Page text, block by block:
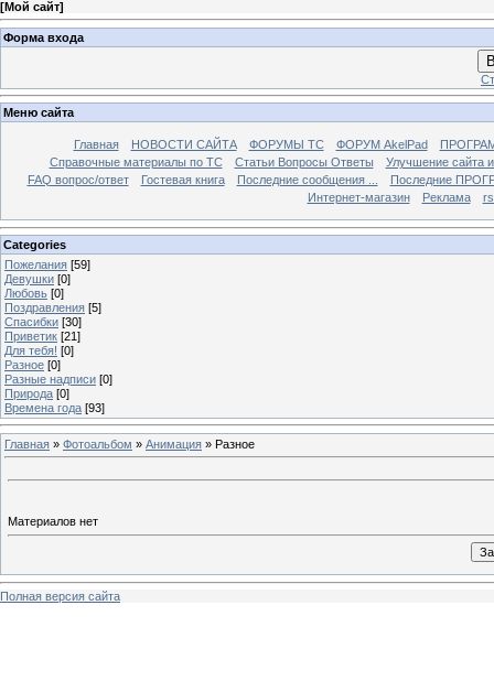
[Мой сайт]
Форма входа
Меню сайта
Главная НОВОСТИ САЙТА ФОРУМЫ TC ФОРУМ AkelPad
Справочные материалы по TС
Статьи Вопросы Ответы
Улучшение сайта
FAQ вопрос/ответ
Гостевая книга Последние сообщения ...
Последние
Интернет-магазин
Реклама
Categories
Пожелания [59]
Девушки [0]
Любовь [0]
Поздравления [5]
Спасибки [30]
Приветик [21]
Для тебя! [0]
Разное [0]
Разные надписи [0]
Природа [0]
Времена года [93]
Главная » Фотоальбом » Анимация » Разное
Материалов нет
Полная версия сайта